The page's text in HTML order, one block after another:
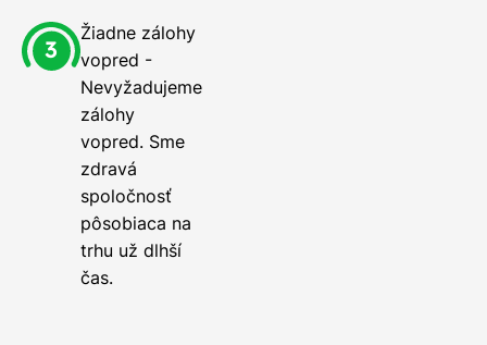
Žiadne zálohy
vopred -
Nevyžadujeme
zálohy
vopred. Sme
zdravá
spoločnosť
pôsobiaca na
trhu už dlhší
čas.